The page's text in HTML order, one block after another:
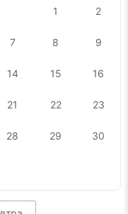
1 2
7 8 9
14 15 16
21 22 23
28 29 30